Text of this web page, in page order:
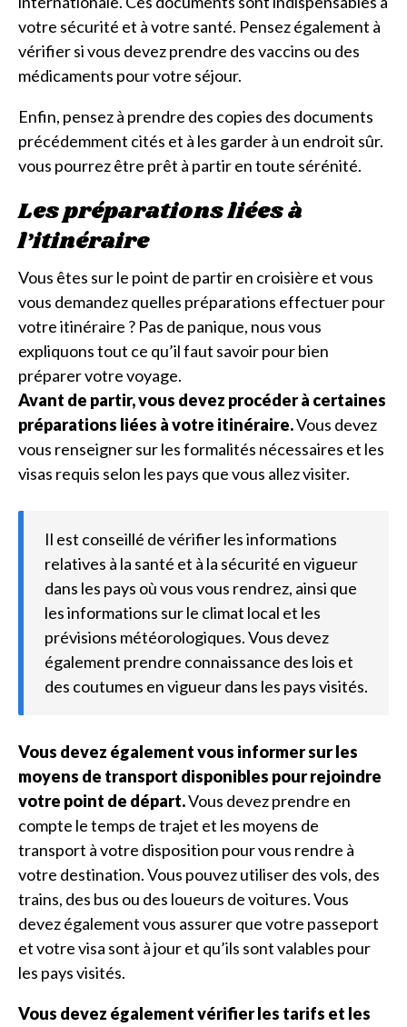
votre sécurité et à votre santé. Pensez également à
vérifier si vous devez prendre des vaccins ou des
médicaments pour votre séjour.
Enfin, pensez à prendre des copies des documents
précédemment cités et à les garder à un endroit sûr.
vous pourrez être prêt à partir en toute sérénité.
Les préparations liées à
l’itinéraire
Vous êtes sur le point de partir en croisière et vous
vous demandez quelles préparations effectuer pour
votre itinéraire ? Pas de panique, nous vous
expliquons tout ce qu’il faut savoir pour bien
préparer votre voyage.
Avant de partir, vous devez procéder à certaines
préparations liées à votre itinéraire.Vous devez
vous renseigner sur les formalités nécessaires et les
visas requis selon les pays que vous allez visiter.
Il est conseillé de vérifier les informations
relatives à la santé et à la sécurité en vigueur
dans les pays où vous vous rendrez, ainsi que
les informations sur le climat local et les
prévisions météorologiques. Vous devez
également prendre connaissance des lois et
des coutumes en vigueur dans les pays visités.
Vous devez également vous informer sur les
moyens de transport disponibles pour rejoindre
votre point de départ.Vous devez prendre en
compte le temps de trajet et les moyens de
transport à votre disposition pour vous rendre à
votre destination. Vous pouvez utiliser des vols, des
trains, des bus ou des loueurs de voitures. Vous
devez également vous assurer que votre passeport
et votre visa sont à jour et qu’ils sont valables pour
les pays visités.
Vous devez également vérifier les tarifs et les